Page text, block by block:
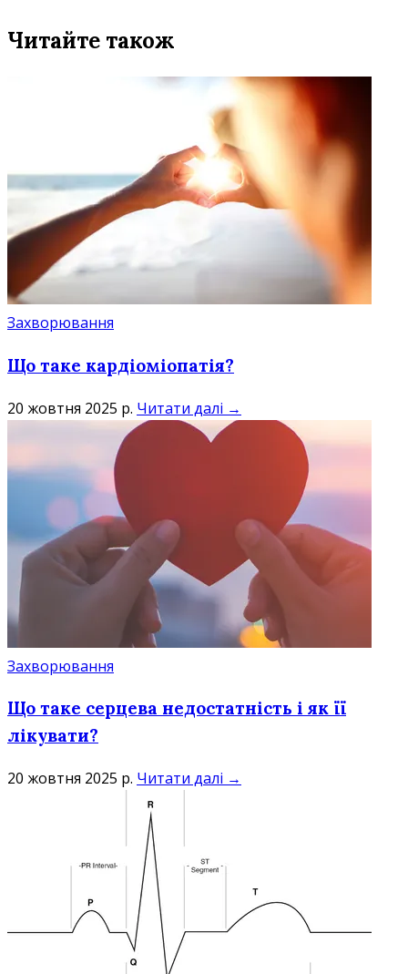
Читайте також
Захворювання
Що таке кардіоміопатія?
20 жовтня 2025 р. Читати далі →
Захворювання
Що таке серцева недостатність і як її
лікувати?
20 жовтня 2025 р. Читати далі →